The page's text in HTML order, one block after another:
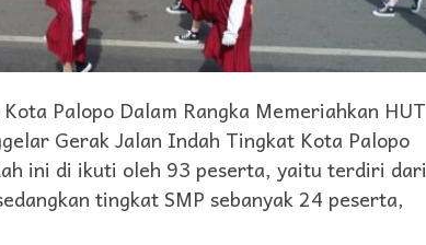
Palopo Dalam Rangka Memeriahkan HUT
Gerak Jalan Indah Tingkat Kota Palopo
ini di ikuti oleh 93 peserta, yaitu terdiri dari
tingkat SMP sebanyak 24 peserta,